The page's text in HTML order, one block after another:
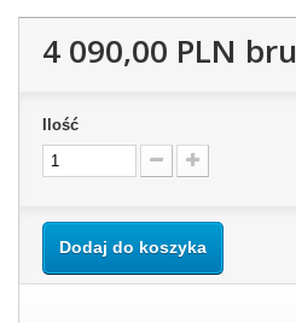
4 090,00 PLN
Ilość
Dodaj do koszyka